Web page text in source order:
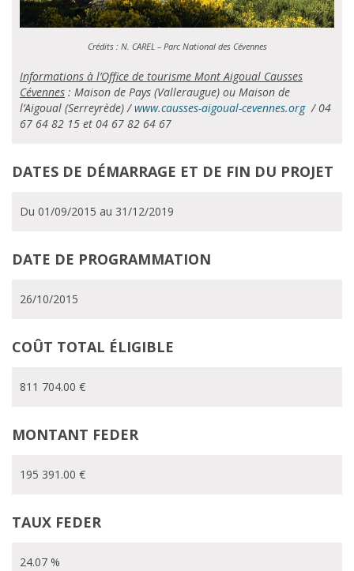
Crédits : N. CAREL – Parc National des Cévennes
Informations à l’Office de tourisme Mont Aigoual Causses
Cévennes : Maison de Pays (Valleraugue) ou Maison de
l’Aigoual (Serreyrède) /www.causses-aigoual-cevennes.org/ 04
67 64 82 15 et 04 67 82 64 67
DATES DE DÉMARRAGE ET DE FIN DU PROJET
Du 01/09/2015 au 31/12/2019
DATE DE PROGRAMMATION
26/10/2015
COÛT TOTAL ÉLIGIBLE
811 704.00 €
MONTANT FEDER
195 391.00 €
TAUX FEDER
24.07 %